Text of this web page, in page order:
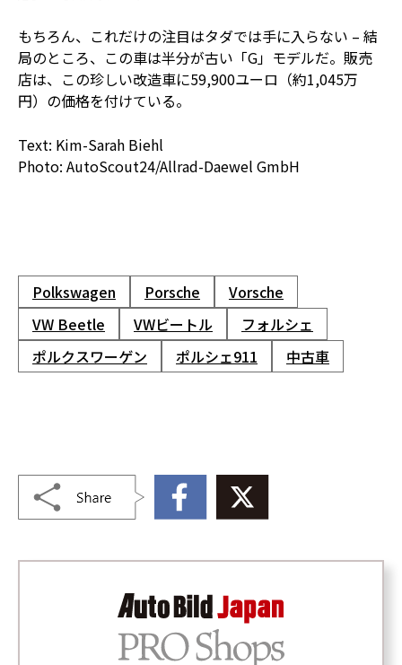
もちろん、これだけの注目はタダでは手に入らない – 結
局のところ、この車は半分が古い「G」モデルだ。販売
店は、この珍しい改造車に59,900ユーロ（約1,045万
円）の価格を付けている。
Text: Kim-Sarah Biehl
Photo: AutoScout24/Allrad-Daewel GmbH
Polkswagen Porsche
Vorsche
VW Beetle
VWビートル
フォルシェ
ポルクスワーゲン
ポルシェ911 中古車